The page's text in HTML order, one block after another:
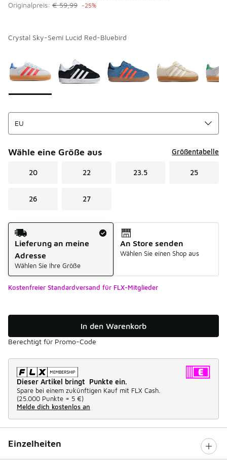
Originalpreis: € 59,99 -25%
Crystal Sky-Semi Lucid Red-Bluebird
Wähle eine Größe aus Größentabelle
20 22 23.5 25
26 27
Versandart
Lieferung an meine
Adresse
Wählen Sie Ihre Größe
An Store senden
Wählen Sie einen Shop aus
Kostenfreier Standardversand für FLX-Mitglieder
In den Warenkorb
Berechtigt für Promo-Code
Dieser Artikel bringt Punkte ein.
Spare bei einem zukünftigen Kauf mit FLX Cash.
(25.000 Punkte = 5 €)
Melde dich kostenlos an
Einzelheiten